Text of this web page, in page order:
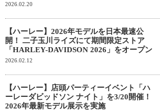
2026.02.20
【ハーレー】2026年モデルを日本最速公
開！ 二子玉川ライズにて期間限定ストア
「HARLEY-DAVIDSON 2026」をオープン
2026.02.12
【ハーレー】店頭パーティーイベント「ハ
ーレーダビッドソン ナイト」を3/20開催！
2026年最新モデル展示を実施